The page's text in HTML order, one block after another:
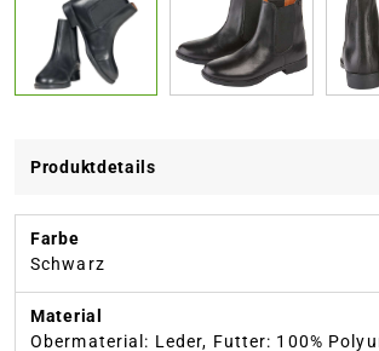
Produktdetails
Farbe
Schwarz
Material
Obermaterial: Leder, Futter: 100%